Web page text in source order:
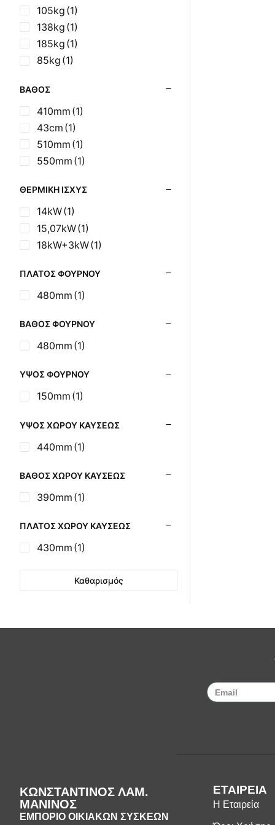
Σούβλες - Εργαλεία
Ψησίματος BBQ
Σχάρες Ψησίματος
Σωλήνες (Μπουριά),
Εξαρτήματα Σόμπας
Ψησταριές
105kg (1)
138kg (1)
185kg (1)
85kg (1)
ΒΆΘΟΣ
410mm (1)
43cm (1)
510mm (1)
550mm (1)
ΘΕΡΜΙΚΉ ΙΣΧΎΣ
14kW(1)
15,07kW(1)
18kW+3kW(1)
ΠΛΆΤΟΣ ΦΟΎΡΝΟΥ
480mm (1)
ΒΆΘΟΣ ΦΟΎΡΝΟΥ
480mm (1)
ΎΨΟΣ ΦΟΎΡΝΟΥ
150mm (1)
ΎΨΟΣ ΧΏΡΟΥ ΚΑΎΣΕΩΣ
440mm (1)
ΒΆΘΟΣ ΧΏΡΟΥ ΚΑΎΣΕΩΣ
390mm (1)
ΠΛΆΤΟΣ ΧΏΡΟΥ ΚΑΎΣΕΩΣ
430mm (1)
Καθαρισμός
ΚΩΝΣΤΑΝΤΙΝΟΣ ΛΑΜ.
ΜΑΝΙΝΟΣ
ΕΜΠΟΡΙΟ ΟΙΚΙΑΚΩΝ ΣΥΣΚΕΩΝ
ΕΤΑΙΡΕΙΑ
Η Εταιρεία